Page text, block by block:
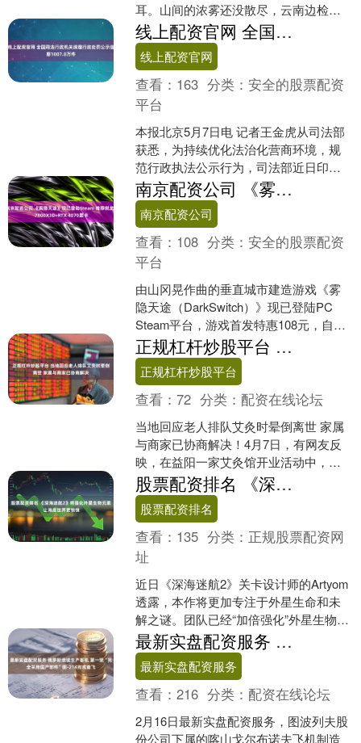
耳。山间的浓雾还没散尽，云南边检总
站德宏边境管理支队“石梯犀鸟警务队”的
队员已穿戴好装备、背....
线上配资官网 全国司法行政机关清理行政处罚公示信息1007.8万件
线上配资官网
查看： 163 分类：安全的股票配资
平台
本报北京5月7日电 记者王金虎从司法部
获悉，为持续优化法治化营商环境，规
范行政执法公示行为，司法部近日印发
《关于开展行政处罚公示信息集中清理
工作的通知》，在全国....
南京配资公司 《雾隐天途》现已登陆Steam 推荐锐龙7 7800X3D+RTX 4070显卡
南京配资公司
查看： 108 分类：安全的股票配资
平台
由山冈晃作曲的垂直城市建造游戏《雾
隐天途（DarkSwitch）》现已登陆PC
Steam平台，游戏首发特惠108元，自带
简体中文。 《雾隐天途》是一款以参天
巨....
正规杠杆炒股平台 当地回应老人排队艾灸时晕倒离世 家属与商家已协商解决
正规杠杆炒股平台
查看：72 分类：配资在线论坛
当地回应老人排队艾灸时晕倒离世 家属
与商家已协商解决！4月7日，有网友反
映，在益阳一家艾灸馆开业活动中，一
位75岁老人在店外排队时不幸倒地去
世。据说，该店为了吸....
股票配资排名 《深海迷航2》将强化外星生物元素 让海底世界更惊悚
股票配资排名
查看： 135 分类： 正规股票配资网
址
近日《深海迷航2》关卡设计师的Artyom
透露，本作将更加专注于外星生命和未
解之谜。团队已经“加倍强化”外星生物元
素股票配资排名，玩家将发掘出更多秘
密，了解更多....
最新实盘配资服务 俄罗斯继续生产客机 第一架“完全采用国产部件”图-214完成首飞
最新实盘配资服务
查看：216 分类：配资在线论坛
2月16日最新实盘配资服务，图波列夫股
份公司下属的喀山戈尔布诺夫飞机制造